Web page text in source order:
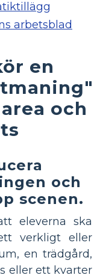
arbetsblad
en
och
och
scenen.
eleverna ska
verkligt eller
en trädgård,
eller ett kvarter